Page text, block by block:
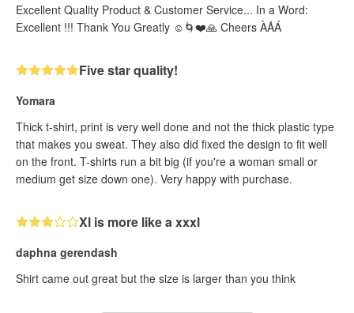
Excellent Quality Product & Customer Service... In a Word:
Excellent !!! Thank You Greatly ☺️🌀❤️🙏 Cheers ÀÅÁ
Five star quality!
Yomara
Thick t-shirt, print is very well done and not the thick plastic type
that makes you sweat. They also did fixed the design to fit well
on the front. T-shirts run a bit big (if you're a woman small or
medium get size down one). Very happy with purchase.
Xl is more like a xxxl
daphna gerendash
Shirt came out great but the size is larger than you think